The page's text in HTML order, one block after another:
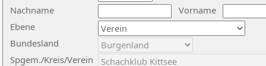
Nachname
Vorname
Ebene
Bundesland
Spgem./Kreis/Verein